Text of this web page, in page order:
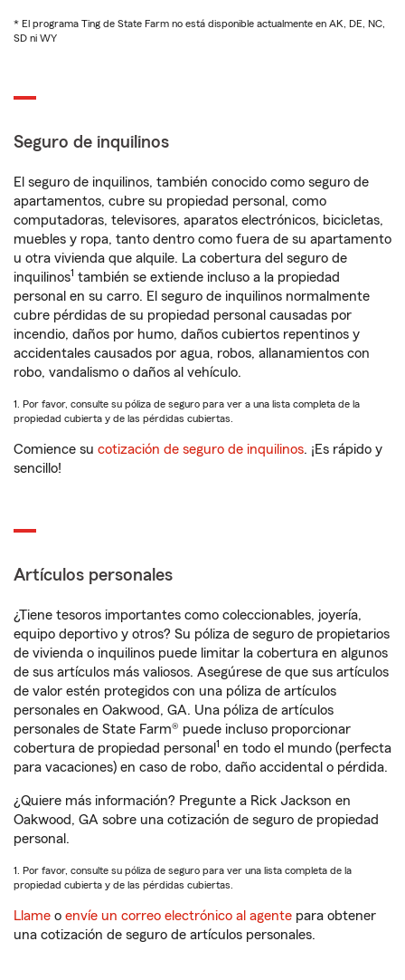
* El programa Ting de State Farm no está disponible actualmente en AK, DE, NC,
SD ni WY
Seguro de inquilinos
El seguro de inquilinos, también conocido como seguro de
apartamentos, cubre su propiedad personal, como
computadoras, televisores, aparatos electrónicos, bicicletas,
muebles y ropa, tanto dentro como fuera de su apartamento
u otra vivienda que alquile. La cobertura del seguro de
inquilinos1 también se extiende incluso a la propiedad
personal en su carro. El seguro de inquilinos normalmente
cubre pérdidas de su propiedad personal causadas por
incendio, daños por humo, daños cubiertos repentinos y
accidentales causados por agua, robos, allanamientos con
robo, vandalismo o daños al vehículo.
1. Por favor, consulte su póliza de seguro para ver a una lista completa de la
propiedad cubierta y de las pérdidas cubiertas.
Comience su cotización de seguro de inquilinos. ¡Es rápido y
sencillo!
Artículos personales
¿Tiene tesoros importantes como coleccionables, joyería,
equipo deportivo y otros? Su póliza de seguro de propietarios
de vivienda o inquilinos puede limitar la cobertura en algunos
de sus artículos más valiosos. Asegúrese de que sus artículos
de valor estén protegidos con una póliza de artículos
personales en Oakwood, GA. Una póliza de artículos
personales de State Farm® puede incluso proporcionar
cobertura de propiedad personal 1 en todo el mundo (perfecta
para vacaciones) en caso de robo, daño accidental o pérdida.
¿Quiere más información? Pregunte a Rick Jackson en
Oakwood, GA sobre una cotización de seguro de propiedad
personal.
1. Por favor, consulte su póliza de seguro para ver una lista completa de la
propiedad cubierta y de las pérdidas cubiertas.
Llame o envíe un correo electrónico al agente para obtener
una cotización de seguro de artículos personales.